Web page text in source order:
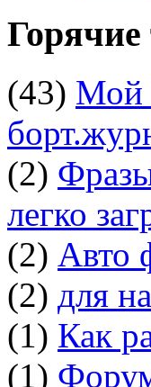
(43) Мой
(2)
легко
(2) Авто
(2) для
(1) Как
(1)